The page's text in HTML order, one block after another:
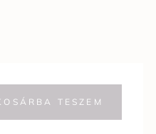
TESZEM